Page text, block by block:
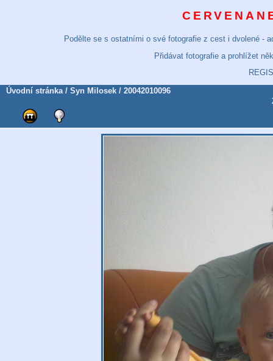
Podělte se s ostatními o své fotografie z cest i dvolené -
Přidávat fotografie a prohlížet
Úvodní stránka/ Syn Milosek / 20042010096